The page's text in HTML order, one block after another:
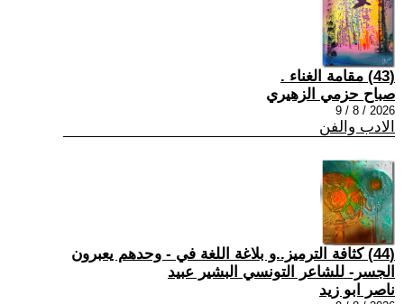
(43) مقامة الغناء .
صباح حزمي الزهيري
2026 / 8 / 9
الادب والفن
(44) كثافة الترميز..و بلاغة اللغة في - وحدهم يعبرون
الجسر- للشاعر التونسي البشير عبيد
ناصر ابو زيد